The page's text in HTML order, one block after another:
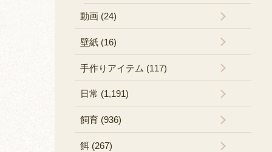
動画 (24)
壁紙 (16)
手作りアイテム (117)
日常 (1,191)
飼育 (936)
餌 (267)